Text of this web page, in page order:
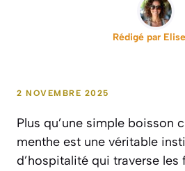
Rédigé par Elise
2 NOVEMBRE 2025
Plus qu’une simple boisson
menthe est une véritable
d’hospitalité qui traverse les